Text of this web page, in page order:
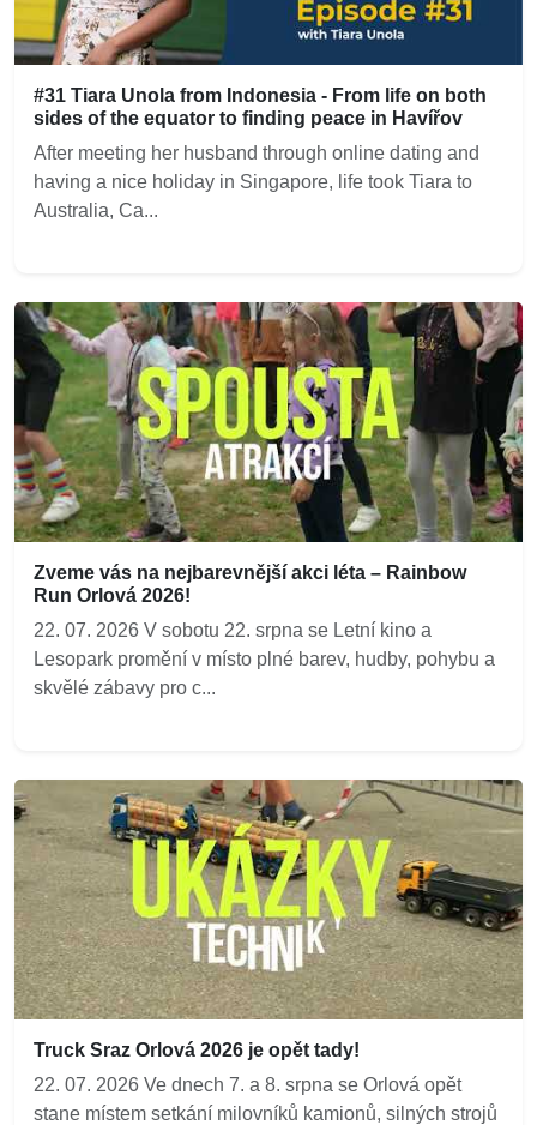
#31 Tiara Unola from Indonesia - From life on both
sides of the equator to finding peace in Havířov
After meeting her husband through online dating and
having a nice holiday in Singapore, life took Tiara to
Australia, Ca...
Zveme vás na nejbarevnější akci léta – Rainbow
Run Orlová 2026!
22. 07. 2026 V sobotu 22. srpna se Letní kino a
Lesopark promění v místo plné barev, hudby, pohybu a
skvělé zábavy pro c...
Truck Sraz Orlová 2026 je opět tady!
22. 07. 2026 Ve dnech 7. a 8. srpna se Orlová opět
stane místem setkání milovníků kamionů, silných strojů